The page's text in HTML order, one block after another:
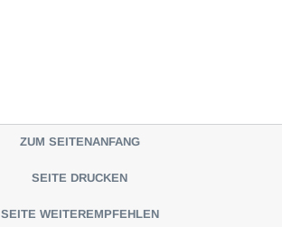
ZUM SEITENANFANG
SEITE DRUCKEN
SEITE WEITEREMPFEHLEN